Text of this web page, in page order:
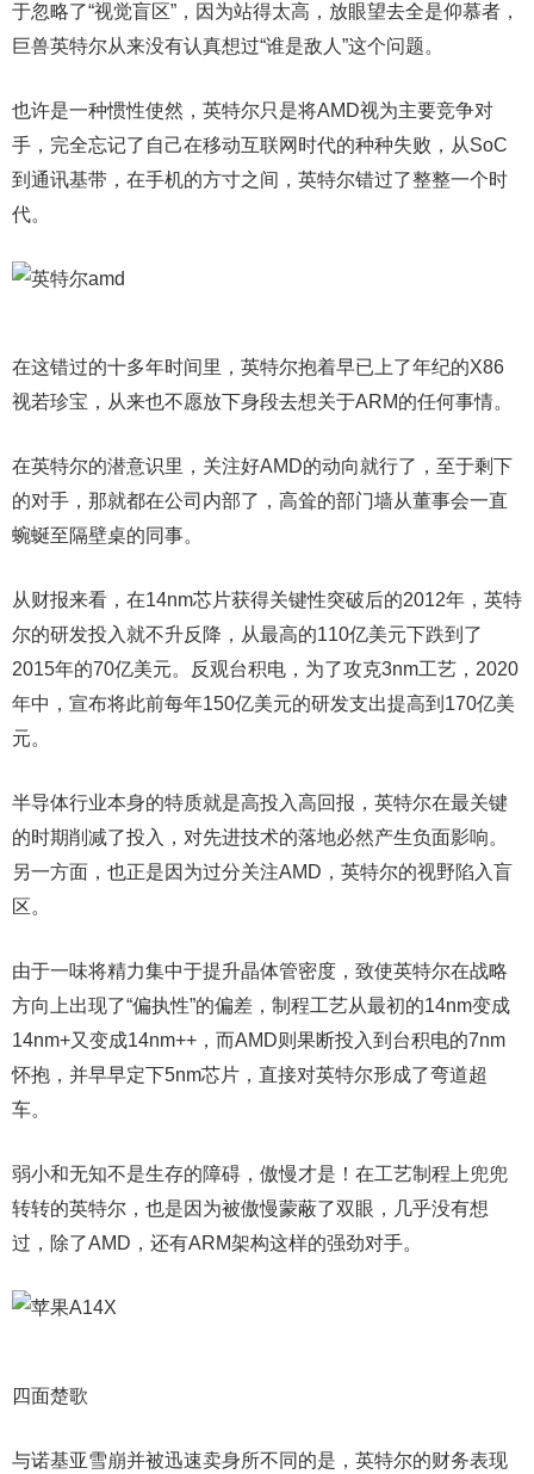
于忽略了“视觉盲区”，因为站得太高，放眼望去全是仰慕者，
巨兽英特尔从来没有认真想过“谁是敌人”这个问题。
也许是一种惯性使然，英特尔只是将AMD视为主要竞争对
手，完全忘记了自己在移动互联网时代的种种失败，从SoC
到通讯基带，在手机的方寸之间，英特尔错过了整整一个时
代。
在这错过的十多年时间里，英特尔抱着早已上了年纪的X86
视若珍宝，从来也不愿放下身段去想关于ARM的任何事情。
在英特尔的潜意识里，关注好AMD的动向就行了，至于剩下
的对手，那就都在公司内部了，高耸的部门墙从董事会一直
蜿蜒至隔壁桌的同事。
从财报来看，在14nm芯片获得关键性突破后的2012年，英特
尔的研发投入就不升反降，从最高的110亿美元下跌到了
2015年的70亿美元。反观台积电，为了攻克3nm工艺，2020
年中，宣布将此前每年150亿美元的研发支出提高到170亿美
元。
半导体行业本身的特质就是高投入高回报，英特尔在最关键
的时期削减了投入，对先进技术的落地必然产生负面影响。
另一方面，也正是因为过分关注AMD，英特尔的视野陷入盲
区。
由于一味将精力集中于提升晶体管密度，致使英特尔在战略
方向上出现了“偏执性”的偏差，制程工艺从最初的14nm变成
14nm+又变成14nm++，而AMD则果断投入到台积电的7nm
怀抱，并早早定下5nm芯片，直接对英特尔形成了弯道超
车。
弱小和无知不是生存的障碍，傲慢才是！在工艺制程上兜兜
转转的英特尔，也是因为被傲慢蒙蔽了双眼，几乎没有想
过，除了AMD，还有ARM架构这样的强劲对手。
四面楚歌
与诺基亚雪崩并被迅速卖身所不同的是，英特尔的财务表现